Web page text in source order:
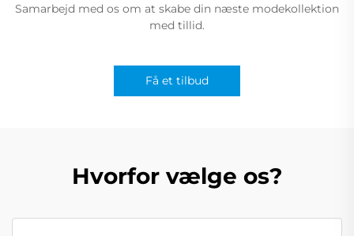
Samarbejd med os om at skabe din næste modekollektion
med tillid.
Få et tilbud
Hvorfor vælge os?